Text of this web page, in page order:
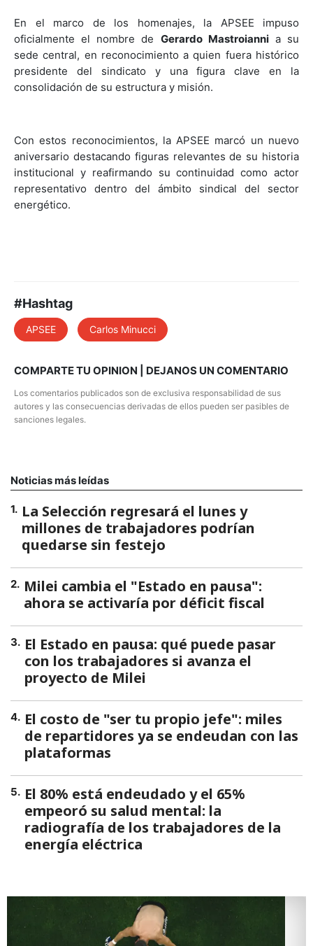
En el marco de los homenajes, la APSEE impuso
oficialmente el nombre deGerardo Mastroiannia su
sede central, en reconocimiento a quien fuera histórico
presidente del sindicato y una figura clave en la
Con estos reconocimientos, la APSEE marcó un nuevo
aniversario destacando figuras relevantes de su historia
institucional y reafirmando su continuidad como actor
representativo dentro del ámbito sindical del sector
#Hashtag
COMPARTE TU OPINION | DEJANOS UN COMENTARIO
Los comentarios publicados son de exclusiva responsabilidad de sus
Noticias más leídas
La Selección regresará el lunes y
millones de trabajadores podrían
quedarse sin festejo
Milei cambia el "Estado en pausa":
ahora se activaría por déficit fiscal
El Estado en pausa: qué puede pasar
con los trabajadores si avanza el
proyecto de Milei
El costo de "ser tu propio jefe": miles
de repartidores ya se endeudan con las
plataformas
El 80% está endeudado y el 65%
empeoró su salud mental: la
radiografía de los trabajadores de la